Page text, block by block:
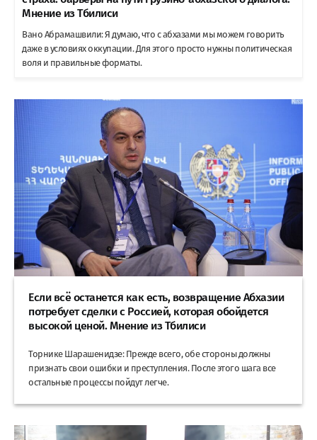
Мнение из Тбилиси
Вано Абрамашвили: Я думаю, что с абхазами мы можем говорить
даже в условиях оккупации. Для этого просто нужны политическая
воля и правильные форматы.
Если всё останется как есть, возвращение Абхазии
потребует сделки с Россией, которая обойдется
высокой ценой. Мнение из Тбилиси
Торнике Шарашенидзе: Прежде всего, обе стороны должны
признать свои ошибки и преступления. После этого шага все
остальные процессы пойдут легче.